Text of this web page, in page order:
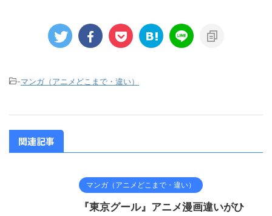
-マンガ（アニメどこまで・違い）
関連記事
マンガ（アニメどこまで・違い）
『東京グール』アニメ漫画違いがひ